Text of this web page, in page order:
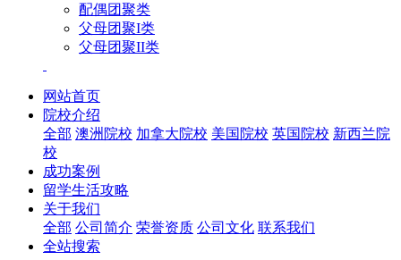
配偶团聚类
父母团聚I类
父母团聚II类
网站首页
院校介绍
全部 澳洲院校 加拿大院校 美国院校 英国院校 新西兰院
校
成功案例
留学生活攻略
关于我们
全部 公司简介 荣誉资质 公司文化 联系我们
全站搜索